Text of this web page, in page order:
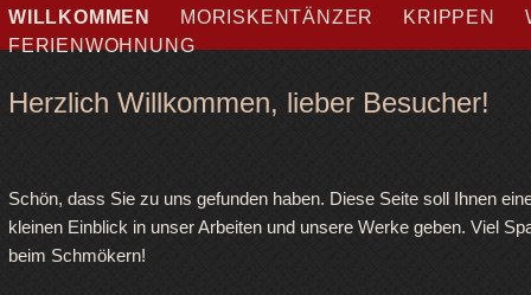
WILLKOMMEN MORISKENTÄNZER KRIPPEN
FERIENWOHNUNG
Herzlich Willkommen, lieber Besucher!
Schön, dass Sie zu uns gefunden haben. Diese Seite soll Ihnen
kleinen Einblick in unser Arbeiten und unsere Werke geben. Viel
beim Schmökern!